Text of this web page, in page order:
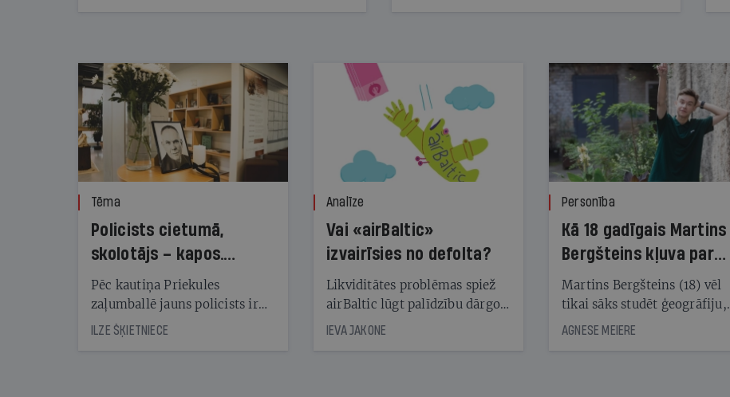
Tēma
Policists cietumā,
skolotājs – kapos.
Reibuma cena Priekulē
Pēc kautiņa Priekules
zaļumballē jauns policists ir
nonācis cietumā, bet
cienījams pedagogs — kapos.
ILZE ŠĶIETNIECE
Analīze
Vai «airBaltic»
izvairīsies no defolta?
Likviditātes problēmas spiež
airBaltic lūgt palīdzību dārgo
obligāciju turētājiem, taču
IEVA JAKONE
Personība
Kā 18 gadīgais Martins
Bergšteins kļuva par
laika ziņu seju?
Martins Bergšteins (18) vēl
tikai sāks studēt ģeogrāfiju,
bet viņa sacītajam jau uzticas
AGNESE MEIERE